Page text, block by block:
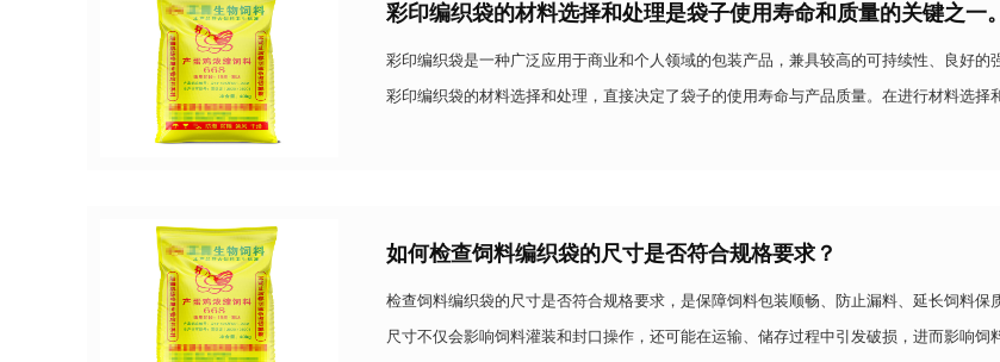
彩印编织袋的材料选择和处理是袋子使用寿命和质量的关键之一。
彩印编织袋是一种广泛应用于商业和个人领域的包装产品，兼具较高的可持续性、良好的
彩印编织袋的材料选择和处理，直接决定了袋子的使用寿命与产品质量。在进行材料选择
如何检查饲料编织袋的尺寸是否符合规格要求？
检查饲料编织袋的尺寸是否符合规格要求，是保障饲料包装顺畅、防止漏料、延长饲料保
尺寸不仅会影响饲料灌装和封口操作，还可能在运输、储存过程中引发破损，进而影响饲